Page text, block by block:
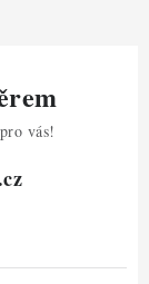
vás!